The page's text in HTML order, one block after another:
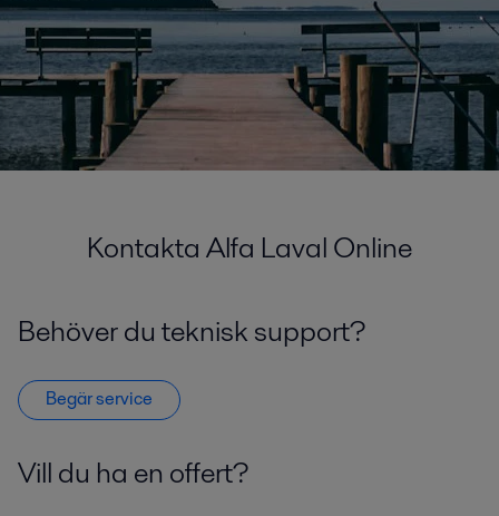
Kontakta Alfa Laval Online
Behöver du teknisk support?
Begär service
Vill du ha en offert?